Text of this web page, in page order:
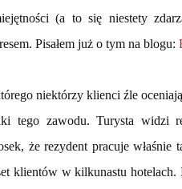
(a to się niestety
Pisałem już o tym na blogu:
niektórzy klienci źle
tego zawodu. Turysta widzi
że rezydent pracuje właśnie
klientów w kilkunastu